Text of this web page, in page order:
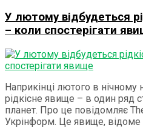
У лютому відбудеться
– коли спостерігати
Наприкінці лютого в
рідкісне явище – в один ряд
планет. Про це повідомляє
Укрінформ. Це явище, відоме